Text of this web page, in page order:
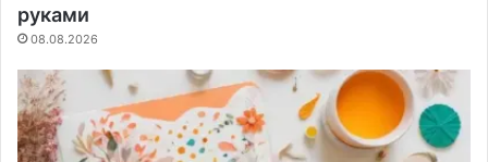
руками
08.08.2026